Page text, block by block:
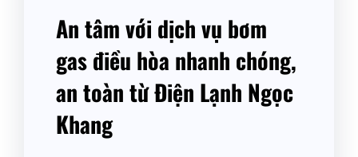
An tâm với dịch vụ bơm
gas điều hòa nhanh chóng,
an toàn từ Điện Lạnh Ngọc
Khang